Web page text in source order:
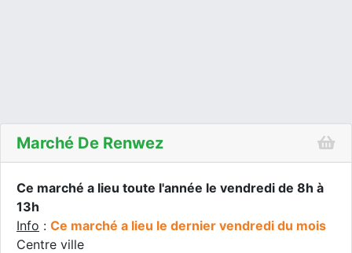
Marché De Renwez
Ce marché a lieu toute l'année le vendredi de 8h à
13h
Info : Ce marché a lieu le dernier vendredi du mois
Centre ville